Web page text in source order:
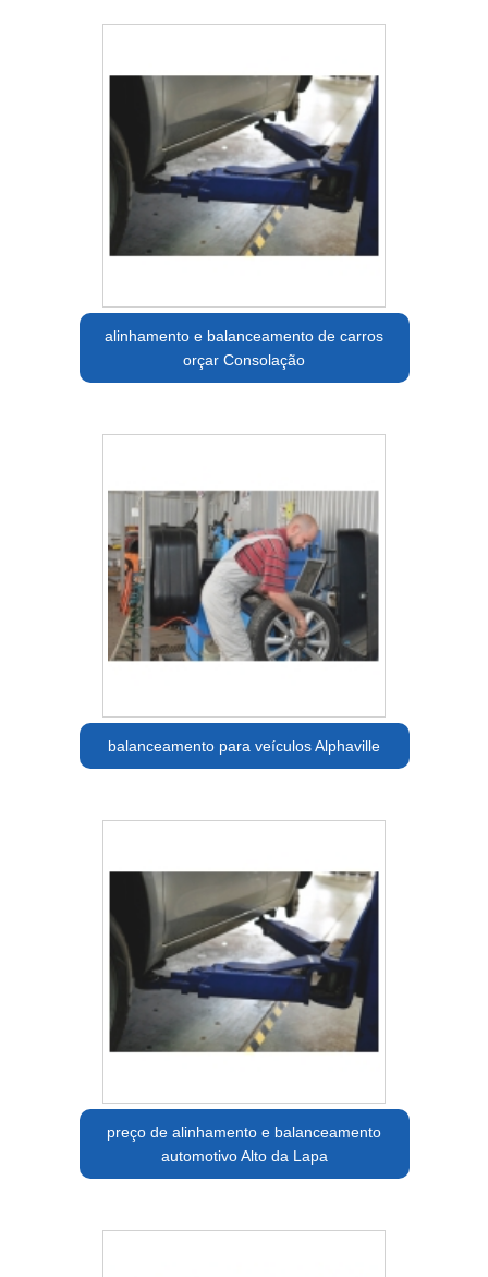
alinhamento e balanceamento de carros
orçar Consolação
balanceamento para veículos Alphaville
preço de alinhamento e balanceamento
automotivo Alto da Lapa